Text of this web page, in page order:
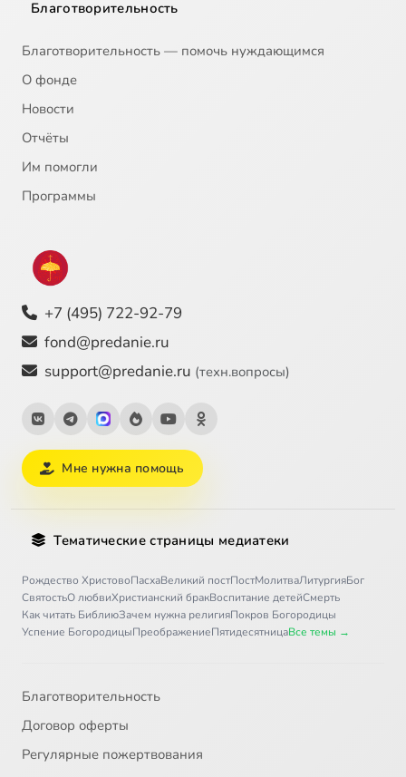
Благотворительность
Благотворительность — помочь нуждающимся
О фонде
Новости
Отчёты
Им помогли
Программы
+7 (495) 722-92-79
fond@predanie.ru
support@predanie.ru (техн.вопросы)
Мне нужна помощь
Тематические страницы медиатеки
Рождество ХристовоПасхаВеликий постПостМолитваЛитургияБог
СвятостьО любвиХристианский бракВоспитание детейСмерть
Как читать БиблиюЗачем нужна религияПокров Богородицы
Успение БогородицыПреображениеПятидесятницаВсе темы →
Благотворительность
Договор оферты
Регулярные пожертвования